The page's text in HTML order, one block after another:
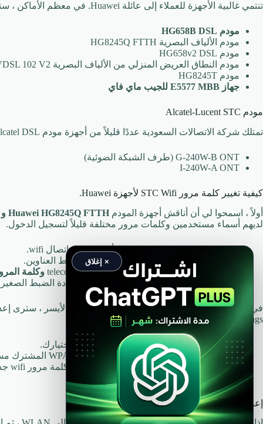
تنتمي غالبية الأجهزة للعملاء إلى عائلة Huawei. في معظم الأماكن ، سترى هذه النماذج.
مودم HG658B DSL
مودم الألياف البصرية HG8245Q FTTH
مودم HG658v2 DSL
مودم النطاق العريض المنزلي من الألياف البصرية HG658v2 VDSL 102 V2
مودم HG8245T
جهاز E5577 MBB للجيب ماي فاي
مودم Alcatel-Lucent STC
تمتلك شركة الاتصالات السعودية عددًا قليلاً من أجهزة مودم Alcatel DSL أيضًا.
G-240W-B ONT (طرف الشبكة الضوئية)
I-240W-A ONT
كيفية تغيير كلمة مرور STC Wifi لأجهزة Huawei.
أولاً ، اسمحوا لي أن أناقش أجهزة المودم Huawei HG8245Q FTTH و
لديهم أسماء مستخدمين وكلمات مرور مختلفة قليلاً لتسجيل الدخول.
قم بتوصيل الجهاز باستخدام كابل أو من خلال اتصال wifi.
افتح أي متصفح واكتب
192.168.100.1في شريط العناوين.
اسم المستخدم / الحساب: telecomadmin وكلمة
إذا لم تتمكن من الوصول ، فاضغط على زر إعادة الضبط الصغير لمدة 10 ثوانٍ تقريبًا. دع الجهاز يعيد ضبطه. ثم
في القائمة العلوية ، انقر فوق WLAN . على الجانب الأيسر ، سترى
2.4G Basic Network settings. الآن،
انتقل إلى اسم SSID وأعد تسمية wifi حسب اختيارك.
أدناه في وضع المصادقة ، حدد مفتاح WPA / WPA2 المشترك مسبقًا
أدناه قليلاً ، في مفتاح WPA PreShared ، اكتب كلمة مرور wifi جديدة.
الآن انقر فوق “تطبيق” لحفظ الإعداد.
إعدادات اتصال 5G
× إغلاق